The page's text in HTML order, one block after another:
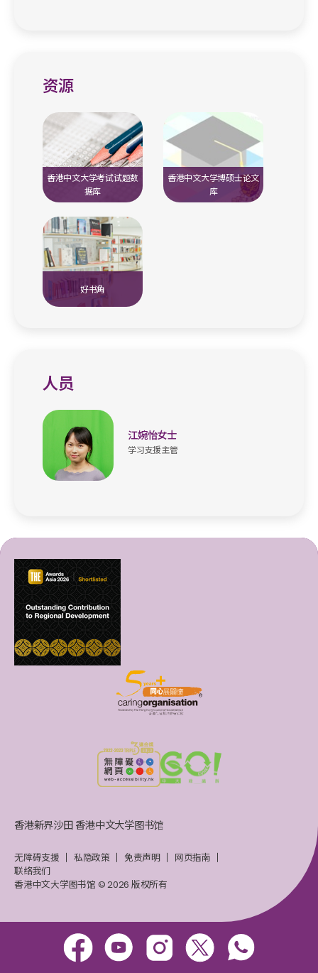
资源
香港中文大学考试试题数
据库
香港中文大学博硕士论文
库
好书角
人员
江婉怡女士
学习支援主管
香港新界沙田 香港中文大学图书馆
无障碍支援 私隐政策 免责声明
网页指南
联络我们
香港中文大学图书馆 © 2026 版权所有